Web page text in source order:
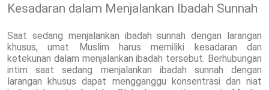
Kesadaran dalam Menjalankan Ibadah Sunnah
Saat sedang menjalankan ibadah sunnah dengan larangan
khusus, umat Muslim harus memiliki kesadaran dan
ketekunan dalam menjalankan ibadah tersebut. Berhubungan
intim saat sedang menjalankan ibadah sunnah dengan
larangan khusus dapat mengganggu konsentrasi dan niat